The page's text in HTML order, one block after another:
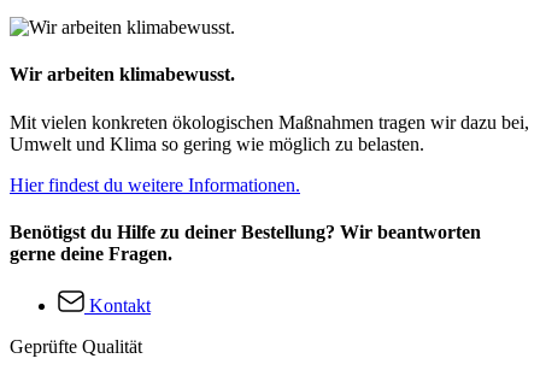
Wir arbeiten klimabewusst.
Mit vielen konkreten ökologischen Maßnahmen tragen wir dazu bei,
Umwelt und Klima so gering wie möglich zu belasten.
Hier findest du weitere Informationen.
Benötigst du Hilfe zu deiner Bestellung? Wir beantworten
gerne deine Fragen.
Kontakt
Geprüfte Qualität